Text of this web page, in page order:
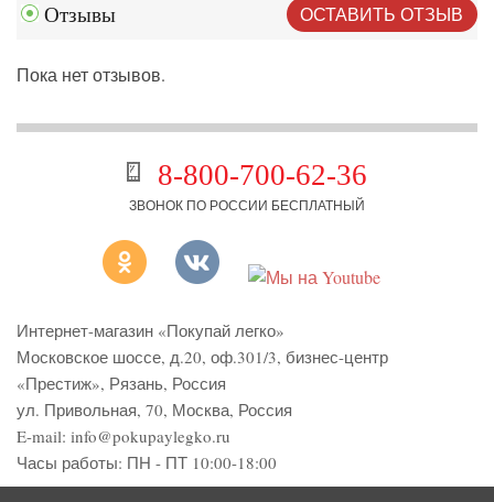
Отзывы ОСТАВИТЬ ОТЗЫВ
Пока нет отзывов.
8-800-700-62-36
ЗВОНОК ПО РОССИИ БЕСПЛАТНЫЙ
Интернет-магазин «Покупай легко»
Московское шоссе, д.20, оф.301/3, бизнес-центр
«Престиж», Рязань, Россия
ул. Привольная, 70, Москва, Россия
E-mail: info@pokupaylegko.ru
Часы работы: ПН - ПТ 10:00-18:00